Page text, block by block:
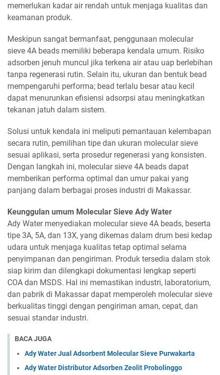
memerlukan kadar air rendah untuk menjaga kualitas dan
keamanan produk.
Meskipun sangat bermanfaat, penggunaan molecular
sieve 4A beads memiliki beberapa kendala umum. Risiko
adsorben jenuh muncul jika terkena air atau uap berlebihan
tanpa regenerasi rutin. Selain itu, ukuran dan bentuk bead
mempengaruhi performa; bead terlalu besar atau kecil
dapat menurunkan efisiensi adsorpsi atau meningkatkan
tekanan jatuh dalam sistem.
Solusi untuk kendala ini meliputi pemantauan kelembapan
secara rutin, pemilihan tipe dan ukuran molecular sieve
sesuai aplikasi, serta prosedur regenerasi yang konsisten.
Dengan langkah ini, molecular sieve 4A beads dapat
memberikan performa optimal dan umur pakai yang
panjang dalam berbagai proses industri di Makassar.
Keunggulan umum Molecular Sieve Ady Water
Ady Water menyediakan molecular sieve 4A beads, beserta
tipe 3A, 5A, dan 13X, yang dikemas dalam drum besi kedap
udara untuk menjaga kualitas tetap optimal selama
penyimpanan dan pengiriman. Produk tersedia dalam stok
siap kirim dan dilengkapi dokumentasi lengkap seperti
COA dan MSDS. Hal ini memastikan industri, laboratorium,
dan pabrik di Makassar dapat memperoleh molecular sieve
berkualitas tinggi dengan pengiriman aman, cepat, dan
sesuai standar industri.
BACA JUGA
Ady Water Jual Adsorbent Molecular Sieve Purwakarta
Ady Water Distributor Adsorben Zeolit Probolinggo